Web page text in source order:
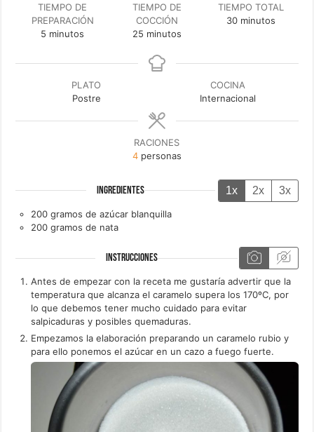
TIEMPO DE
PREPARACIÓN
5 minutos
minutos
TIEMPO DE
COCCIÓN
25minutos
minutos
TIEMPO TOTAL
30minutos
minutos
PLATO
Postre
COCINA
Internacional
RACIONES
4 personas
INGREDIENTES 1x 2x 3x
200 gramos de azúcar blanquilla
200 gramos de nata
INSTRUCCIONES
Antes de empezar con la receta me gustaría advertir que la
temperatura que alcanza el caramelo supera los 170ºC, por
lo que debemos tener mucho cuidado para evitar
salpicaduras y posibles quemaduras.
Empezamos la elaboración preparando un caramelo rubio y
para ello ponemos el azúcar en un cazo a fuego fuerte.